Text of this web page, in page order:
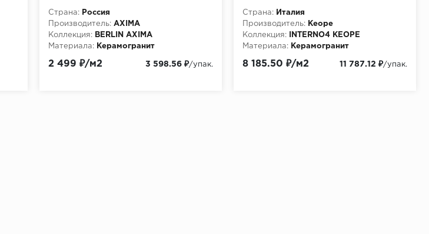
Страна:
Россия
Производитель: AXIMA
Коллекция:
BERLIN AXIMA
Материала:
Керамогранит
2 499 ₽/м2 3 598.56 ₽/упак.
Страна:
Италия
Производитель:
Keope
Коллекция:
INTERNO4 KEOPE
Материала:
Керамогранит
8 185.50 ₽/м2 11 787.12 ₽/упак.